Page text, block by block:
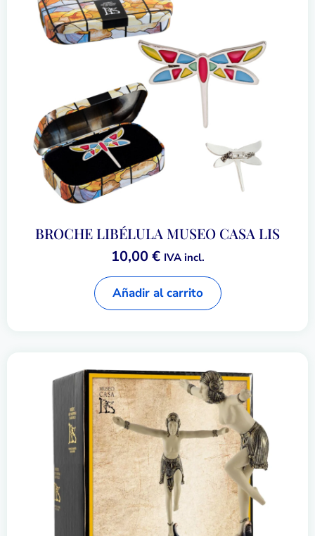
BROCHE LIBÉLULA MUSEO CASA LIS
10,00€ IVA incl.
Añadir al carrito